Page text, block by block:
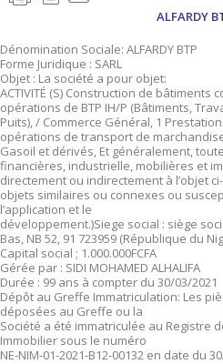
ALFARDY
Dénomination Sociale: ALFARDY BTP
Forme Juridique : SARL
Objet : La société a pour objet:
ACTIVITÉ (S) Construction de bâtiments
opérations de BTP IH/P (Bâtiments,
Puits), / Commerce Général, 1
opérations de transport de
Gasoil et dérivés, Et généralement,
financières, industrielle, mobilières et
directement ou indirectement à l’objet
objets similaires ou connexes ou
l’application et le
développement.)Siege social : siège
Bas, NB 52, 91 723959 (République du
Capital social ; 1.000.000FCFA
Gérée par : SIDI MOHAMED ALHALIFA
Durée : 99 ans à compter du 30/03/2021
Dépôt au Greffe Immatriculation: Les
déposées au Greffe ou la
Société a été immatriculée au Registre
Immobilier sous le numéro
NE-NIM-01-2021-B12-00132 en date du